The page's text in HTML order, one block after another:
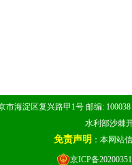
市海淀区复兴路甲1号 邮编:
水利部沙棘
免责声明 ：本网站
京ICP备